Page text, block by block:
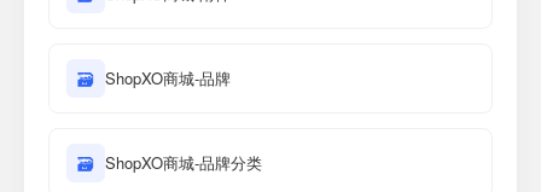
🗃 ShopXO商城-品牌
🗃 ShopXO商城-品牌分类